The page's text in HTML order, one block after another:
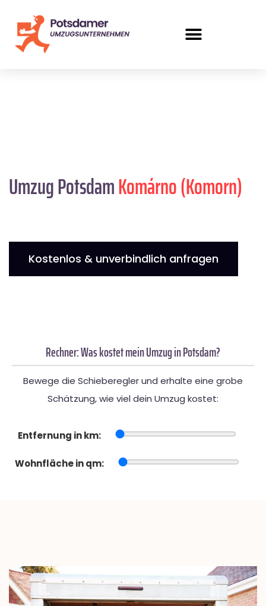
Umzug PotsdamKomárno (Komorn)
Kostenlos & unverbindlich anfragen
Rechner: Was kostet mein Umzug in Potsdam?
Bewege die Schieberegler und erhalte eine grobe
Schätzung, wie viel dein Umzug kostet:
Entfernung in km:
Wohnfläche in qm: